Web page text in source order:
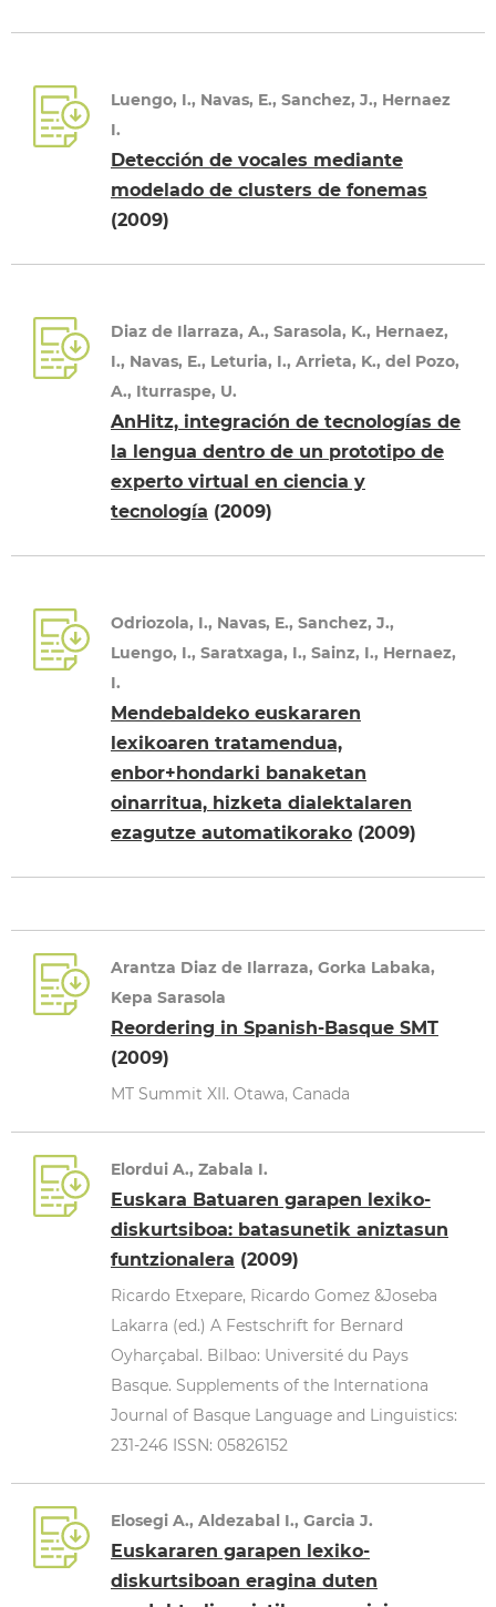
Luengo, I., Navas, E., Sanchez, J., Hernaez
I.
Detección de vocales mediante
modelado de clusters de fonemas
(2009)
Diaz de Ilarraza, A., Sarasola, K., Hernaez,
I., Navas, E., Leturia, I., Arrieta, K., del Pozo,
A., Iturraspe, U.
AnHitz, integración de tecnologías de
la lengua dentro de un prototipo de
experto virtual en ciencia y
tecnología (2009)
Odriozola, I., Navas, E., Sanchez, J.,
Luengo, I., Saratxaga, I., Sainz, I., Hernaez,
I.
Mendebaldeko euskararen
lexikoaren tratamendua,
enbor+hondarki banaketan
oinarritua, hizketa dialektalaren
ezagutze automatikorako (2009)
Arantza Diaz de Ilarraza, Gorka Labaka,
Kepa Sarasola
Reordering in Spanish-Basque SMT
(2009)
MT Summit XII. Otawa, Canada
Elordui A., Zabala I.
Euskara Batuaren garapen lexiko-
diskurtsiboa: batasunetik aniztasun
funtzionalera (2009)
Ricardo Etxepare, Ricardo Gomez &Joseba
Lakarra (ed.) A Festschrift for Bernard
Oyharçabal. Bilbao: Université du Pays
Basque. Supplements of the Internationa
Journal of Basque Language and Linguistics:
231-246 ISSN: 05826152
Elosegi A., Aldezabal I., Garcia J.
Euskararen garapen lexiko-
diskurtsiboan eragina duten